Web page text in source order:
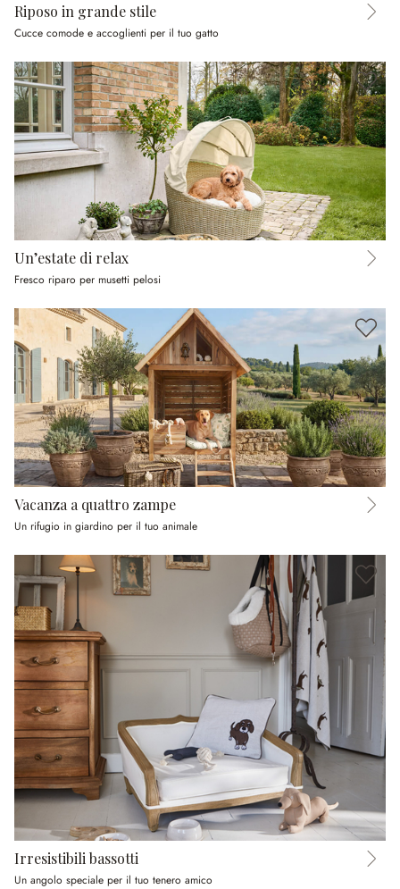
Riposo in grande stile
Cucce comode e accoglienti per il tuo gatto
Un’estate di relax
Fresco riparo per musetti pelosi
Vacanza a quattro zampe
Un rifugio in giardino per il tuo animale
Irresistibili bassotti
Un angolo speciale per il tuo tenero amico